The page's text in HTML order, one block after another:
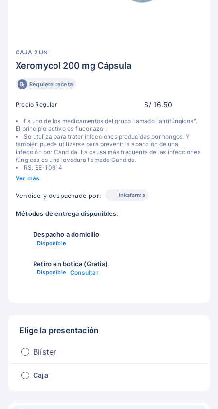
CAJA 2 UN
Xeromycol 200 mg Cápsula
Requiere receta
Precio Regular S/ 16.50
Es uno de los medicamentos del grupo llamado "antifúngicos".
El principio activo es fluconazol.
Se utuliza para tratar infecciones producidas por hongos. Y
también puede utilizarse para prevenir la aparición de una
infección por Candida. La causa más frecuente de las infecciones
fúngicas es una levadura llamada Candida.
RS: EE-10914
Ver más
Vendido y despachado por: Inkafarma
Métodos de entrega disponibles:
Despacho a domicilio
Disponible
Retiro en botica (Gratis)
Disponible Consultar
Elige la presentación
Blíster
Caja